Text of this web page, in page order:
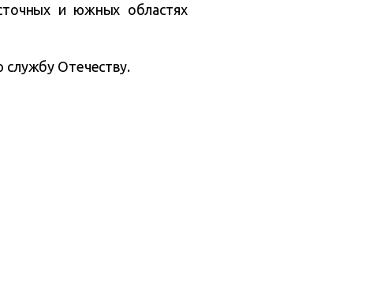
и южных областях
службу Отечеству.